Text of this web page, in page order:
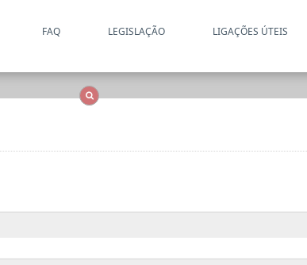
FAQ LEGISLAÇÃO LIGAÇÕES ÚTEIS